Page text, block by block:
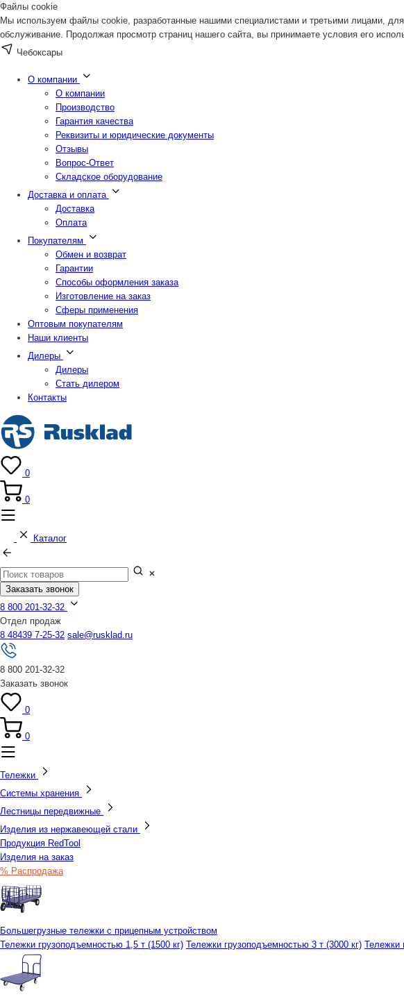
Файлы cookie
Мы используем файлы cookie, разработанные нашими специалистами и третьими лицами,
обслуживание. Продолжая просмотр страниц нашего сайта, вы принимаете условия его
Чебоксары
О компании
О компании
Производство
Гарантия качества
Реквизиты и юридические документы
Отзывы
Вопрос-Ответ
Складское оборудование
Доставка и оплата
Доставка
Оплата
Покупателям
Обмен и возврат
Гарантии
Способы оформления заказа
Изготовление на заказ
Сферы применения
Оптовым покупателям
Наши клиенты
Дилеры
Дилеры
Стать дилером
Контакты
0
0
Каталог
Заказать звонок
8 800 201-32-32
Отдел продаж
8 48439 7-25-32 sale@rusklad.ru
8 800 201-32-32
Заказать звонок
0
0
Тележки
Системы хранения
Лестницы передвижные
Изделия из нержавеющей стали
Продукция RedTool
Изделия на заказ
% Распродажа
Большегрузные тележки с прицепным устройством
Тележки грузоподъемностью 1,5 т (1500 кг) Тележки грузоподъемностью 3 т (3000 кг) Тележки